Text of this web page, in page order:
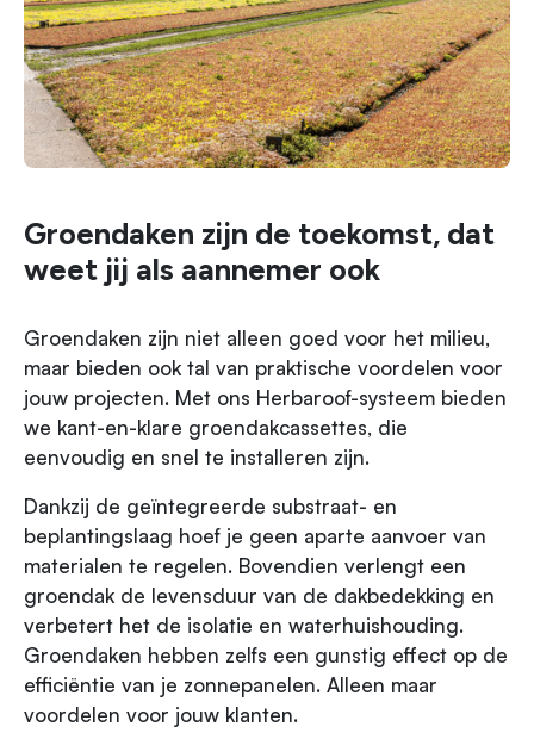
Groendaken zijn de toekomst, dat
weet jij als aannemer ook
Groendaken zijn niet alleen goed voor het milieu,
maar bieden ook tal van praktische voordelen voor
jouw projecten. Met ons Herbaroof-systeem bieden
we kant-en-klare groendakcassettes, die
eenvoudig en snel te installeren zijn.
Dankzij de geïntegreerde substraat- en
beplantingslaag hoef je geen aparte aanvoer van
materialen te regelen. Bovendien verlengt een
groendak de levensduur van de dakbedekking en
verbetert het de isolatie en waterhuishouding.
Groendaken hebben zelfs een gunstig effect op de
efficiëntie van je zonnepanelen. Alleen maar
voordelen voor jouw klanten.